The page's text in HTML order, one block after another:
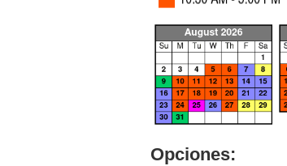
Opciones: